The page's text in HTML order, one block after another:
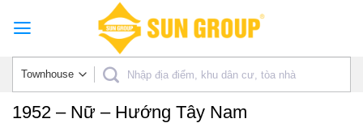
1952 – Nữ – Hướng Tây Nam